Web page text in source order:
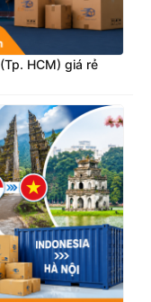
HCM) giá rẻ